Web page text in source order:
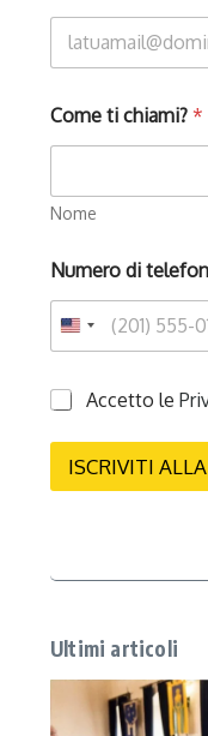
Come ti chiami? *
Nome
Numero di
P
i
a
Accetto le
ISCRIVITI
Ultimi articoli